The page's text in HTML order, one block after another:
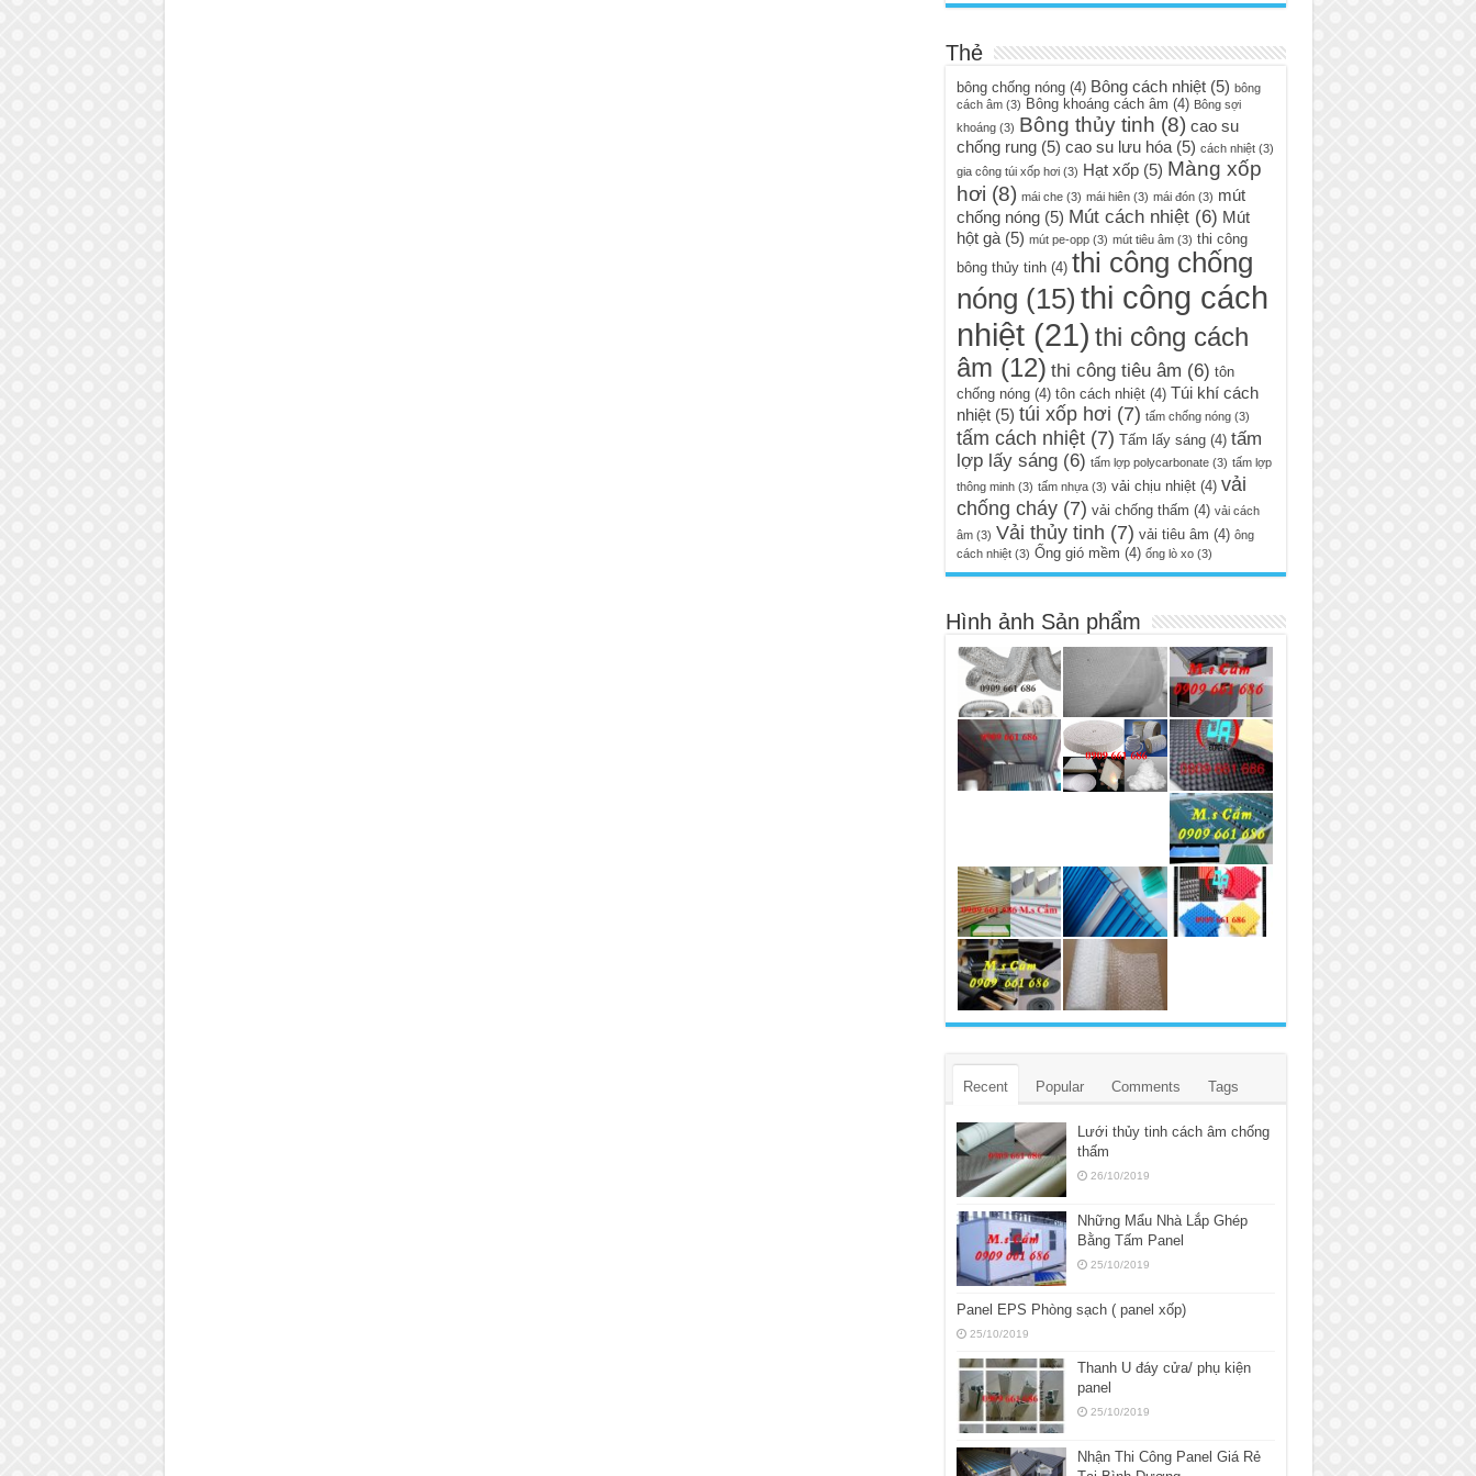
Thẻ
bông chống nóng(4) Bông cách nhiệt(5) bông
cách âm(3) Bông khoáng cách âm (4) Bông sợi
khoáng(3) Bông thủy tinh (8) cao su
chống rung(5) cao su lưu hóa(5) cách nhiệt(3)
gia công túi xốp hơi(3) Hạt xốp(5) Màng xốp
hơi (8) mái che(3) mái hiên(3) mái đón(3) mút
chống nóng(5) Mút cách nhiệt(6) Mút
hột gà(5) mút pe-opp(3) mút tiêu âm(3) thi công
bông thủy tinh(4) thi công chống
nóng (15) thi công cách
nhiệt(21) thi công cách
âm (12) thi công tiêu âm (6) tôn
chống nóng(4) tôn cách nhiệt(4) Túi khí cách
nhiệt(5) túi xốp hơi (7) tấm chống nóng(3)
tấm cách nhiệt(7) Tấm lấy sáng(4) tấm
lợp lấy sáng(6) tấm lợp polycarbonate(3) tấm lợp
thông minh(3) tấm nhựa(3) vải chịu nhiệt(4) vải
chống cháy(7) vải chống thấm (4) vải cách
âm(3) Vải thủy tinh (7) vải tiêu âm (4) ông
cách nhiệt(3) Ống gió mềm (4) ống lò xo(3)
Hình ảnh Sản phẩm
Recent Popular Comments Tags
Lưới thủy tinh cách âm chống
thấm
26/10/2019
Những Mẩu Nhà Lắp Ghép
Bằng Tấm Panel
25/10/2019
Panel EPS Phòng sạch ( panel xốp)
25/10/2019
Thanh U đáy cửa/ phụ kiện
panel
25/10/2019
Nhận Thi Công Panel Giá Rẻ